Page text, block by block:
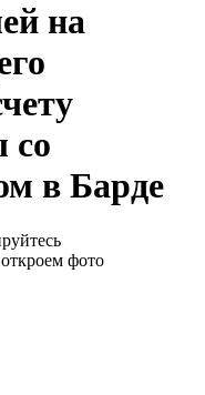
на
со
в Барде
фото